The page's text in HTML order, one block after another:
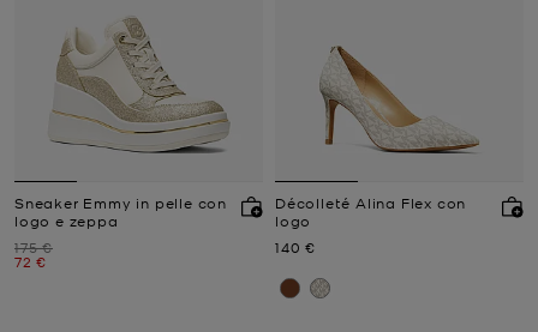
Sneaker Emmy in pelle con
logo e zeppa
Prezzo iniziale
175 €
Prezzo attuale
72 €
Décolleté Alina Flex con
logo
Prezzo attuale
140 €